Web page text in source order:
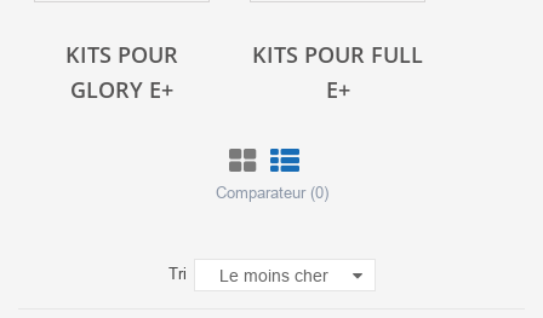
KITS POUR
GLORY E+
KITS POUR FULL
E+
Comparateur (0)
Tri Le moins cher